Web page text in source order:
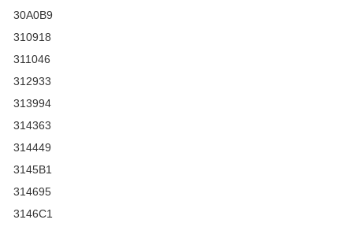
30A0B9
310918
311046
312933
313994
314363
314449
3145B1
314695
3146C1